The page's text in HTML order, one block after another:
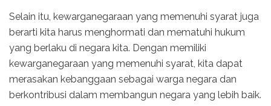
Selain itu, kewarganegaraan yang memenuhi syarat juga
berarti kita harus menghormati dan mematuhi hukum
yang berlaku di negara kita. Dengan memiliki
kewarganegaraan yang memenuhi syarat, kita dapat
merasakan kebanggaan sebagai warga negara dan
berkontribusi dalam membangun negara yang lebih baik.